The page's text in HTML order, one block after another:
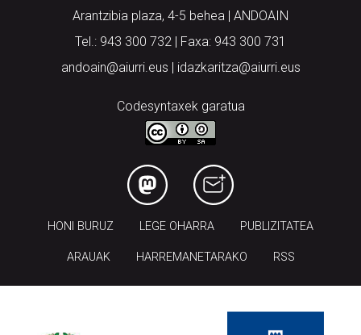
Arantzibia plaza, 4-5 behea | ANDOAIN
Tel.: 943 300 732 | Faxa: 943 300 731
andoain@aiurri.eus | idazkaritza@aiurri.eus
Codesyntaxek garatua
HONI BURUZ LEGE OHARRA PUBLIZITATEA
ARAUAK HARREMANETARAKO RSS